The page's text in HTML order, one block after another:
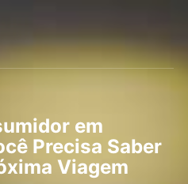
em
Precisa Saber
Viagem